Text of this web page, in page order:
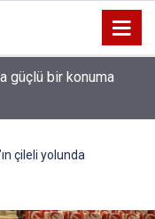
il başkanlığı
çileli yolunda